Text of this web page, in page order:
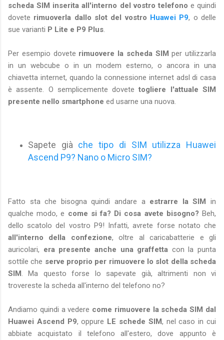
scheda SIM inserita all'interno del vostro telefono e quindi
dovete rimuoverla dallo slot del vostro Huawei P9, o delle
sue varianti P Lite e P9 Plus
Per esempio dovete rimuovere la scheda SIM per utilizzarla
in un webcube o in un modem esterno, o ancora in una
chiavetta internet, quando la connessione internet adsl di casa
è assente. O semplicemente dovetetogliere l'attuale SIM
presente nello smartphone ed usarne una nuova.
Sapete già che tipo di SIM utilizza Huawei
Ascend P9? Nano o Micro SIM?
Fatto sta che bisogna quindi andare a estrarre la SIM in
qualche modo, e come si fa? Di cosa avete bisogno? Beh,
dello scatolo del vostro P9! Infatti, avrete forse notato che
all'interno della confezione, oltre al caricabatterie e gli
auricolari, era presente anche una graffetta con la punta
sottile che serve proprio per rimuovere lo slot della scheda
SIM . Ma questo forse lo sapevate già, altrimenti non vi
trovereste la scheda all'interno del telefono no?
Andiamo quindi a vedere come rimuovere la scheda SIM dal
Huawei Ascend P9, oppure LE schede SIM, nel caso in cui
abbiate acquistato il telefono all'estero, dove appunto è